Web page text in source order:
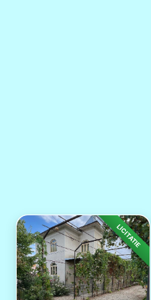
LICITATIE